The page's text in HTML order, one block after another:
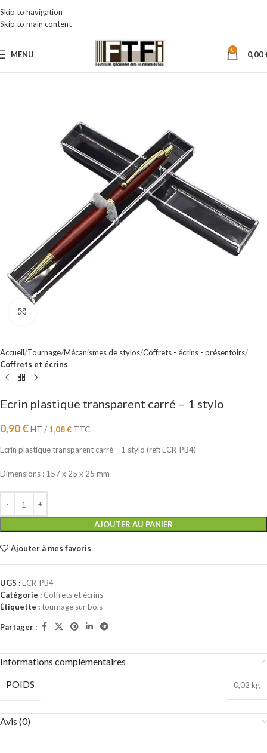
Skip to navigation
Skip to main content
MENU 0 0,00
Accueil Tournage Mécanismes de stylos Coffrets - écrins - présentoirs
Coffrets et écrins
Ecrin plastique transparent carré – 1 stylo
0,90€HT / 1,08€ TTC
Ecrin plastique transparent carré – 1 stylo (ref: ECR-PB4)
Dimensions : 157 x 25 x 25 mm
AJOUTER AU PANIER
Ajouter à mes favoris
UGS :ECR-PB4
Catégorie : Coffrets et écrins
Étiquette :tournage sur bois
Partager :
Informations complémentaires
POIDS
0,02 kg
Avis (0)